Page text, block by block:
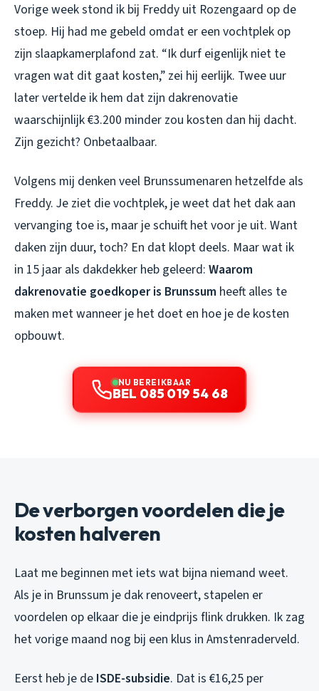
Vorige week stond ik bij Freddy uit Rozengaard op de
stoep. Hij had me gebeld omdat er een vochtplek op
zijn slaapkamerplafond zat. “Ik durf eigenlijk niet te
vragen wat dit gaat kosten,” zei hij eerlijk. Twee uur
later vertelde ik hem dat zijn dakrenovatie
waarschijnlijk €3.200 minder zou kosten dan hij dacht.
Zijn gezicht? Onbetaalbaar.
Volgens mij denken veel Brunssumenaren hetzelfde als
Freddy. Je ziet die vochtplek, je weet dat het dak aan
vervanging toe is, maar je schuift het voor je uit. Want
daken zijn duur, toch? En dat klopt deels. Maar wat ik
in 15 jaar als dakdekker heb geleerd: Waarom
dakrenovatie goedkoper is Brunssum heeft alles te
maken metwanneer je het doet en hoe je de kosten
opbouwt.
NU BEREIKBAAR
BEL 085 019 54 68
De verborgen voordelen die je
kosten halveren
Laat me beginnen met iets wat bijna niemand weet.
Als je in Brunssum je dak renoveert, stapelen er
voordelen op elkaar die je eindprijs flink drukken. Ik zag
het vorige maand nog bij een klus in Amstenraderveld.
Eerst heb je de ISDE-subsidie. Dat is €16,25 per